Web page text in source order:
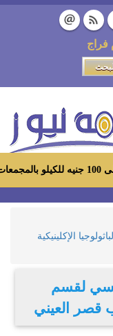
فراج
الإكلينيكية
لقسم
طب قصر العيني